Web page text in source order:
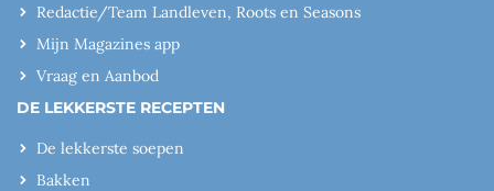
Redactie/Team Landleven, Roots en Seasons
Mijn Magazines app
Vraag en Aanbod
DE LEKKERSTE RECEPTEN
De lekkerste soepen
Bakken